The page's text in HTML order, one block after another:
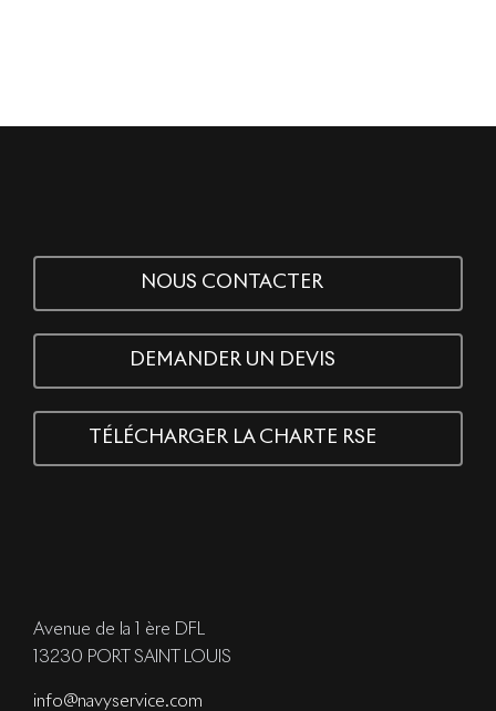
NOUS CONTACTER
DEMANDER UN DEVIS
TÉLÉCHARGER LA CHARTE RSE
Avenue de la 1 ère DFL
13230 PORT SAINT LOUIS
info@navyservice.com